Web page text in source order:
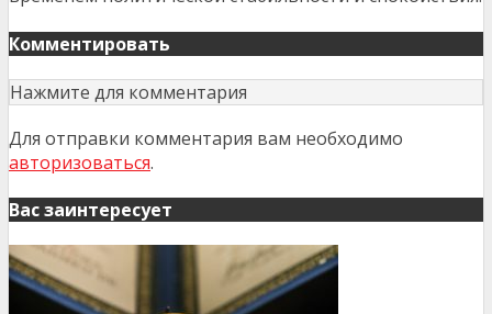
Комментировать
Нажмите для комментария
Для отправки комментария вам необходимо
авторизоваться.
Вас заинтересует